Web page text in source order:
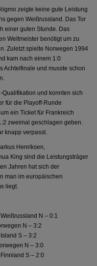
zeigte keine gute Leistung
gegen Weißrussland. Das Tor
einer guten Stunde. Das
Weltmeister benötigt um zu
Zuletzt spielte Norwegen 1994
kam nach einem 1:0
Achtelfinale und musste schon
und konnten sich
für die Playoff-Runde
ein Ticket für Frankreich
zweimal geschlagen geben.
knapp verpasst.
Henriksen,
King sind die Leistungsträger
Jahren hat sich der
man im europäischen
liegt.
N – 0:1
N – 3:2
S – 3:2
N – 3:0
S – 2:0